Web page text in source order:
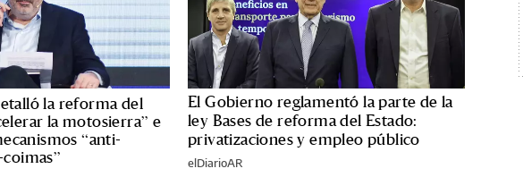
la reforma del
la motosierra” e
“anti-
El Gobierno reglamentó la parte de la
ley Bases de reforma del Estado:
privatizaciones y empleo público
elDiarioAR